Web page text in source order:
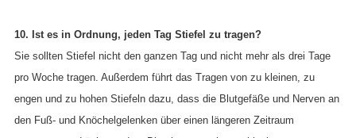
10. Ist es in Ordnung, jeden Tag Stiefel zu tragen?
Sie sollten Stiefel nicht den ganzen Tag und nicht mehr als drei Tage
pro Woche tragen. Außerdem führt das Tragen von zu kleinen, zu
engen und zu hohen Stiefeln dazu, dass die Blutgefäße und Nerven an
den Fuß- und Knöchelgelenken über einen längeren Zeitraum